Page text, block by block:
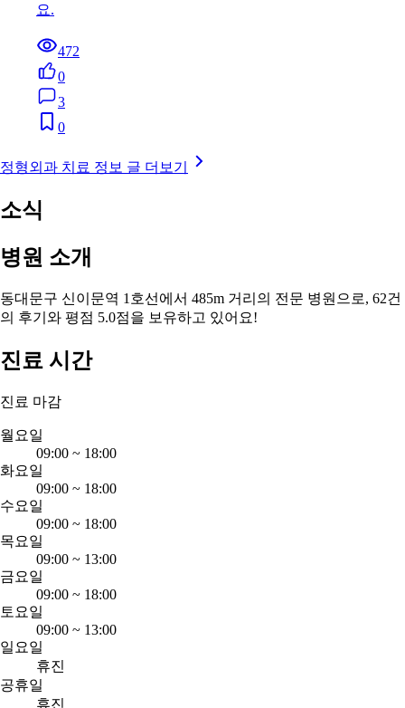
요.
472
0
3
0
정형외과 치료 정보 글 더보기
소식
병원 소개
동대문구 신이문역 1호선에서 485m 거리의 전문 병원으로, 62건
의 후기와 평점 5.0점을 보유하고 있어요!
진료 시간
진료 마감
월요일
09:00 ~ 18:00
화요일
09:00 ~ 18:00
수요일
09:00 ~ 18:00
목요일
09:00 ~ 13:00
금요일
09:00 ~ 18:00
토요일
09:00 ~ 13:00
일요일
휴진
공휴일
휴진